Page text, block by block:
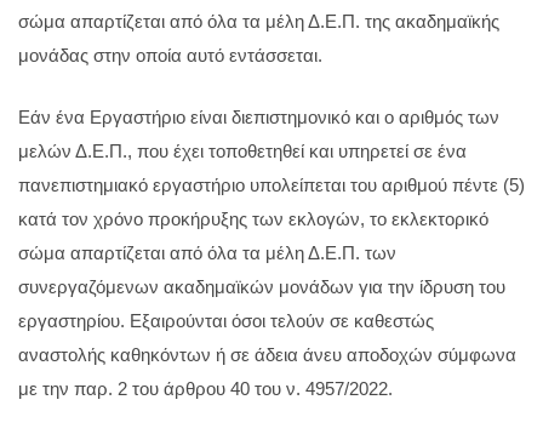
σώμα απαρτίζεται από όλα τα μέλη Δ.Ε.Π. της ακαδημαϊκής
μονάδας στην οποία αυτό εντάσσεται.
Εάν ένα Εργαστήριο είναι διεπιστημονικό και ο αριθμός των
μελών Δ.Ε.Π., που έχει τοποθετηθεί και υπηρετεί σε ένα
πανεπιστημιακό εργαστήριο υπολείπεται του αριθμού πέντε (5)
κατά τον χρόνο προκήρυξης των εκλογών, το εκλεκτορικό
σώμα απαρτίζεται από όλα τα μέλη Δ.Ε.Π. των
συνεργαζόμενων ακαδημαϊκών μονάδων για την ίδρυση του
εργαστηρίου. Εξαιρούνται όσοι τελούν σε καθεστώς
αναστολής καθηκόντων ή σε άδεια άνευ αποδοχών σύμφωνα
με την παρ. 2 του άρθρου 40 του ν. 4957/2022.